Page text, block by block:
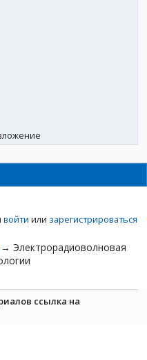
войти или зарегистрироваться
→ Электрорадиоволновая
ссылка на